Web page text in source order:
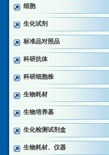
细胞
生化试剂
标准品对照品
科研抗体
科研细胞株
生物耗材
生物培养基
生化检测试剂盒
生物耗材、仪器